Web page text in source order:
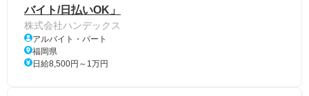
バイト/日払いOK」
株式会社ハンデックス
アルバイト・パート
福岡県
日給8,500円～1万円